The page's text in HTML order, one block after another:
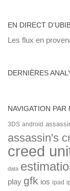
EN DIRECT
Les flux en
DERNIÈRES
NAVIGATION PAR
3DS android
assassin's
creed
data
play gfk ios ipad